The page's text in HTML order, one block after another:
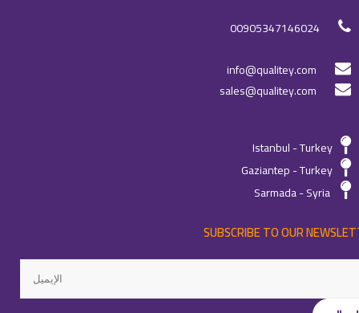
00905347146024
info@qualitey.com
sales@qualitey.com
Istanbul - Turkey
Gaziantep - Turkey
Sarmada - Syria
SUBSCRIBE TO OUR